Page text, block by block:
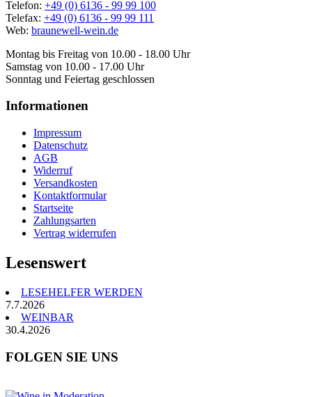
Telefon: +49 (0) 6136 - 99 99 100
Telefax: +49 (0) 6136 - 99 99 111
Web: braunewell-wein.de
Montag bis Freitag von 10.00 - 18.00 Uhr
Samstag von 10.00 - 17.00 Uhr
Sonntag und Feiertag geschlossen
Informationen
Impressum
Datenschutz
AGB
Widerruf
Versandkosten
Kontaktformular
Startseite
Zahlungsarten
Vertrag widerrufen
Lesenswert
LESEHELFER WERDEN
7.7.2026
WEINBAR
30.4.2026
FOLGEN SIE UNS